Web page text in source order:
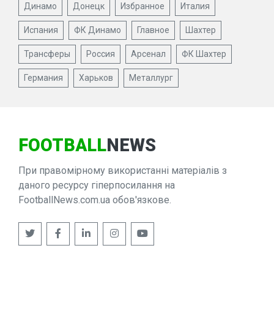
Динамо Донецк Избранное Италия
Испания ФК Динамо Главное Шахтер
Трансферы Россия Арсенал ФК Шахтер
Германия Харьков Металлург
FOOTBALLNEWS
При правомірному використанні матеріалів з
даного ресурсу гіперпосилання на
FootballNews.com.ua обов'язкове.